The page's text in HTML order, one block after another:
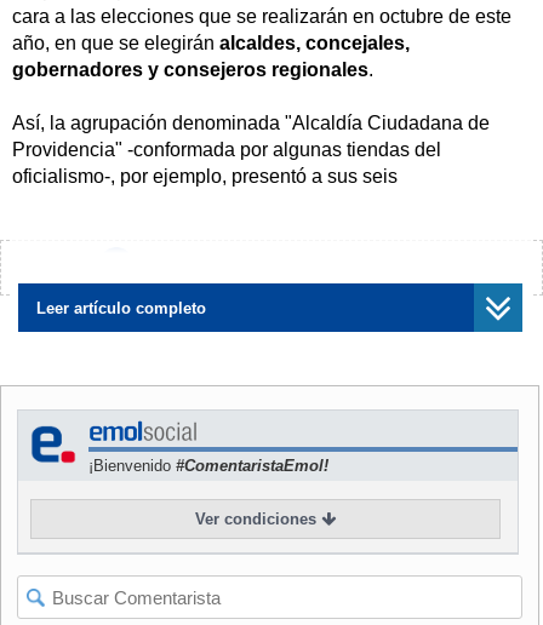
cara a las elecciones que se realizarán en octubre de este
año, en que se elegirán alcaldes, concejales,
gobernadores y consejeros regionales.
Así, la agrupación denominada "Alcaldía Ciudadana de
Providencia" -conformada por algunas tiendas del
oficialismo-, por ejemplo, presentó a sus seis
NOTICIASRELACIONADAS
Primarias en 45 comunas y
Barnechea: Las definiciones
de RN de cara a las
municipales
Pacto electoral con
Demócratas: Amarillos
informa que iniciarán
conversaciones para definir
Leer artículo completo
¡Bienvenido #ComentaristaEmol!
Ver condiciones